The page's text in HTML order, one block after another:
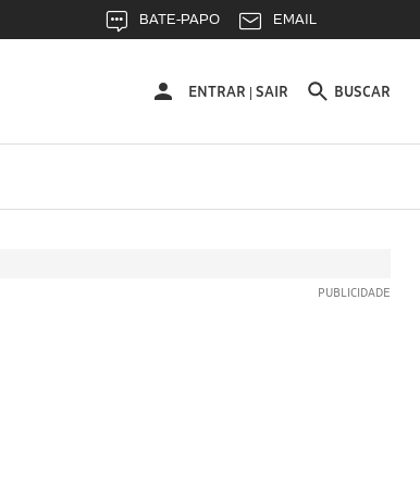
BATE-PAPO EMAIL
ENTRAR
ENTRAR | SAIR BUSCAR